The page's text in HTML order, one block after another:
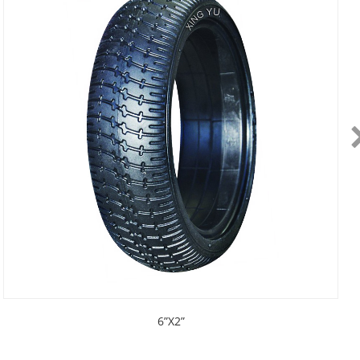
6”X2”